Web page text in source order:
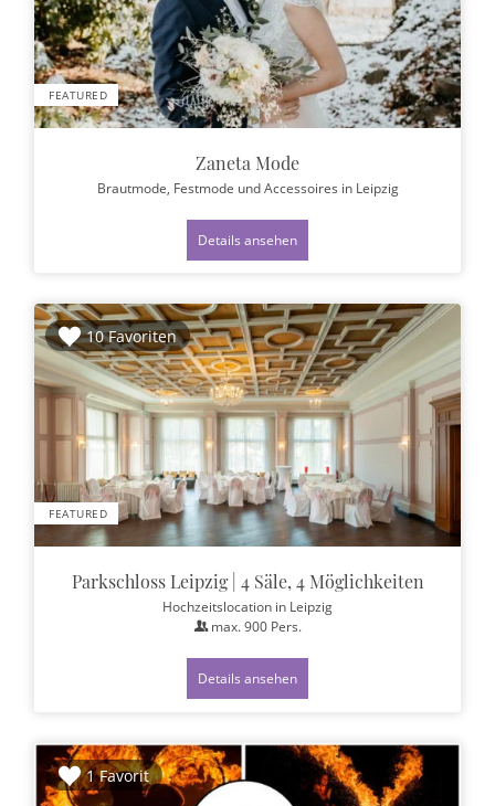
FEATURED
Zaneta Mode
Brautmode, Festmode und Accessoires in Leipzig
Details ansehen
10 Favoriten
FEATURED
Parkschloss Leipzig | 4 Säle, 4 Möglichkeiten
Hochzeitslocation in Leipzig
max. 900Pers.
Details ansehen
1 Favorit